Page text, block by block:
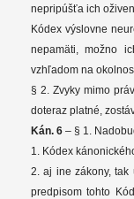
nepripúšťa ich
Kódex výslovne
nepamäti, možno
vzhľadom na
§ 2. Zvyky mimo
doteraz platné,
Kán. 6 – § 1.
1. Kódex
2. aj ine zákony, tak
predpisom tohto